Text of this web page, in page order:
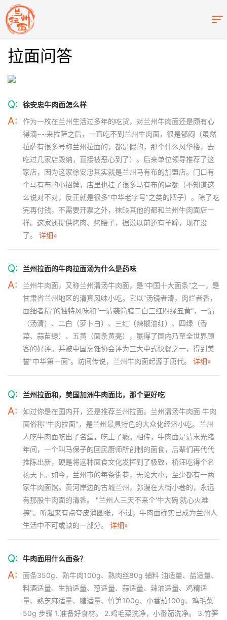
拉面问答
Q: 徐安忠牛肉面怎么样
A:
作为一枚在兰州生活过多年的吃货，对兰州牛肉面还是颇有心
得滴~~来拉萨之后，一直吃不到兰州牛肉面，很是郁闷（虽然
拉萨有很多号称兰州拉面的，都是假的，那个什么风华楼，去
吃过几家店毁纳，直接被恶心到了）。后来单位领导推荐了这
家店，因为这家徐安忠其实就是兰州马有布的加盟店。门口有
个马有布的小招牌，店里也挂了很多马有布的匾额（不知道这
么说对不对，反正就是很多“中华老字号”之类的牌子）。除了吃
完再付钱，不需要开票之外，袜缺其他的都和兰州牛肉面店一
样。这家还提供烤肉、烤腰子，据说以前还有羊蹄，现在没
了。 详细»
Q: 兰州拉面的牛肉拉面汤为什么是药味
A:
兰州牛肉面，又称兰州清汤牛肉面，是“中国十大面条”之一，是
甘肃省兰州地区的清真风味小吃。它以“汤镜者清，肉烂者香，
面细者精”的独特风味和“一清袭简腊二白三红四绿五黄”，一清
（汤清）、二白（萝卜白）、三红（辣椒油红）、四绿（香
菜、蒜苗绿）、五黄（面条黄亮），赢得了国内乃至全世界顾
客的好评。并被中国烹饪协会评为三大中式快餐之一，得到美
誉“中华第一面”。坊间传说，兰州牛肉面起源于唐代。 详细»
Q: 兰州拉面和，美国加洲牛肉面比，那个更好吃
A:
如过你是在国内开，还是推荐兰州拉面。兰州清汤牛肉面 牛肉
面俗称"牛肉拉面"，是兰州最具特色的大众化经济小吃。兰州
人吃牛肉面吃出了名堂，吃上了瘾。相传，牛肉面是清末光绪
年间，一个叫马保子的回民厨师所创制的面食，后辈们再代代
推陈出新，硬是将这种面食文化发挥到了极致，桥汪吃得个名
扬天下。如今，兰州市的每条街巷，无论大小，至少都有一两
家牛肉面馆。黄河岸边的古城兰州，弥漫在大街小巷的，永远
有那股牛肉面的清香。 "兰州人三天不来个'牛大碗'就心火难
捺"。听起来有点夸皮消圆张，不过，牛肉面确实已成为兰州人
生活中不可或缺的一部分。 详细»
Q: 牛肉面用什么面条？
A:
面条350g、熟牛肉100g、熟肉丝80g 辅料 油适量、盐适量、
料酒适量、生抽适量、葱适量、蒜适量、辣油适量、鸡精适
量、熟芝麻适量、糖适量、竹笋100g、小番茄100g、鸡毛菜
50g 步骤 1.准备好食材。 2.鸡毛菜洗净，小番茄洗净。 3.竹笋